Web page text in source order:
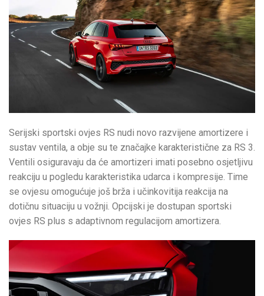
Serijski sportski ovjes RS nudi novo razvijene amortizere i
sustav ventila, a obje su te značajke karakteristične za RS 3.
Ventili osiguravaju da će amortizeri imati posebno osjetljivu
reakciju u pogledu karakteristika udarca i kompresije. Time
se ovjesu omogućuje još brža i učinkovitija reakcija na
dotičnu situaciju u vožnji. Opcijski je dostupan sportski
ovjes RS plus s adaptivnom regulacijom amortizera.